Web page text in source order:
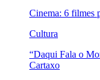
Cinema: 6 filmes
Cultura
“Daqui Fala o
Cartaxo